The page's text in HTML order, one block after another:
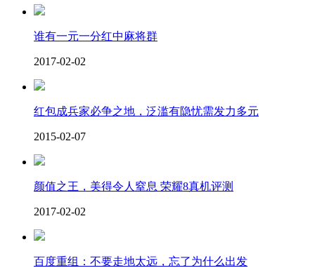
谁有一元一分红中麻将群
2017-02-02
红包成兵家必争之地，泛滥有隐忧需发力多元
2015-02-07
颜值之王，美得令人窒息 荣耀8真机评测
2017-02-02
百度重组：不要走地太远，忘了为什么出发